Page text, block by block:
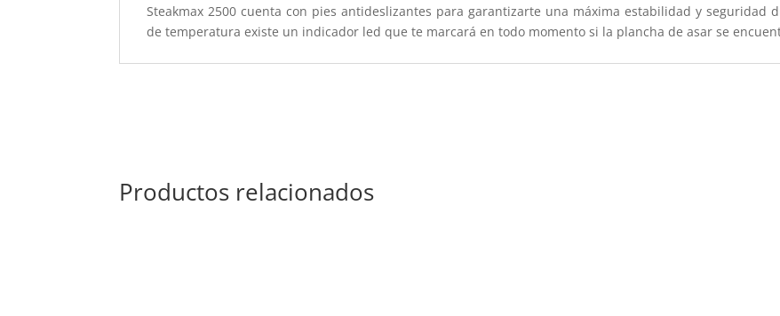
Steakmax 2500 cuenta con pies antideslizantes para garantizarte una máxima estabilidad y seguridad
de temperatura existe un indicador led que te marcará en todo momento si la plancha de asar se
Productos relacionados